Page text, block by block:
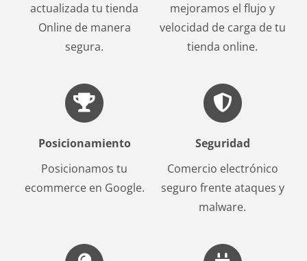
actualizada tu tienda
Online de manera
segura.
mejoramos el flujo y
velocidad de carga de tu
tienda online.
Posicionamiento
Posicionamos tu
ecommerce en Google.
Seguridad
Comercio electrónico
seguro frente ataques y
malware.